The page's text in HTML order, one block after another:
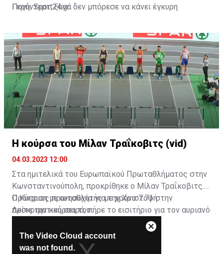
Γκούντερτ, ξανά δεν μπόρεσε να κάνει έγκυρη
Πηγή: Sport24.gr
Η κούρσα του Μίλαν Τραΐκοβιτς (vid)
04.03.2023 12:00
Στα ημιτελικά του Ευρωπαϊκού Πρωταθλήματος στην
Κωνσταντινούπολη, προκρίθηκε ο Μίλαν Τραΐκοβιτς.
Ο Κύπριος πρωταθλητής με χρόνο 7.71 στην
προκριματική σειρά, πήρε το εισιτήριο για τον αυριανό
Πρόκριση με ανησυχία για την Χριστοφή
Δείτε την κούρσα του: